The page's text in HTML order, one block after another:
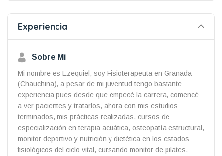
Experiencia
Sobre Mí
Mi nombre es Ezequiel, soy Fisioterapeuta en Granada
(Chauchina), a pesar de mi juventud tengo bastante
experiencia pues desde que empecé la carrera, comencé
a ver pacientes y tratarlos, ahora con mis estudios
terminados, mis prácticas realizadas, cursos de
especialización en terapia acuática, osteopatía estructural,
monitor deportivo y nutrición y dietética en los estados
fisiológicos del ciclo vital, cursando monitor de pilates,